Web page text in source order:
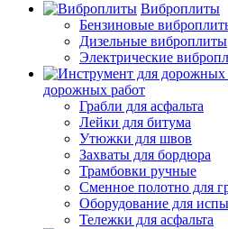
Виброплиты
Бензиновые
Дизельные виброплиты
Электрические
дорожных работ
Грабли для асфальта
Лейки для битума
Утюжки для швов
Захваты для бордюра
Трамбовки ручные
Сменное полотно для
Оборудование для
Тележки для асфальта